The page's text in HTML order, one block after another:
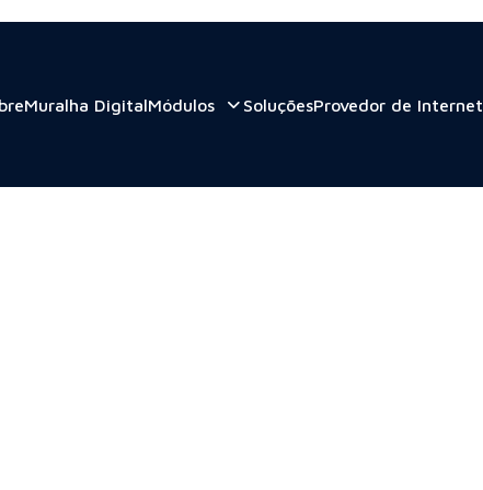
Muralha DigitalMódulos SoluçõesProvedor de Internet